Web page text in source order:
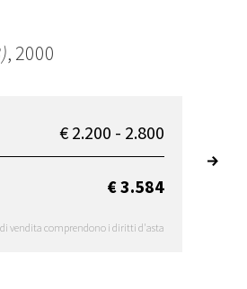
, 2000
€ 2.200 - 2.800
€ 3.584
vendita comprendono i diritti d'asta